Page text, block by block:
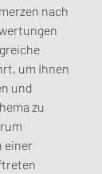
nach
um Ihnen
und
zu
einer